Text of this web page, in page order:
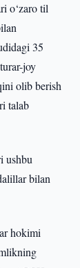
o‘zaro til
35
joy
olib berish
talab
ushbu
bilan
hokimi